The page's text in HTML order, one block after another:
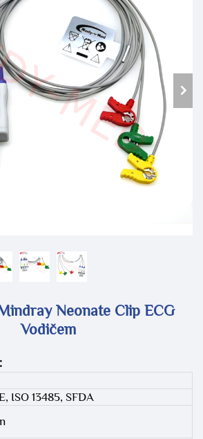
Neonate Clip ECG
Vodičem
ISO 13485, SFDA